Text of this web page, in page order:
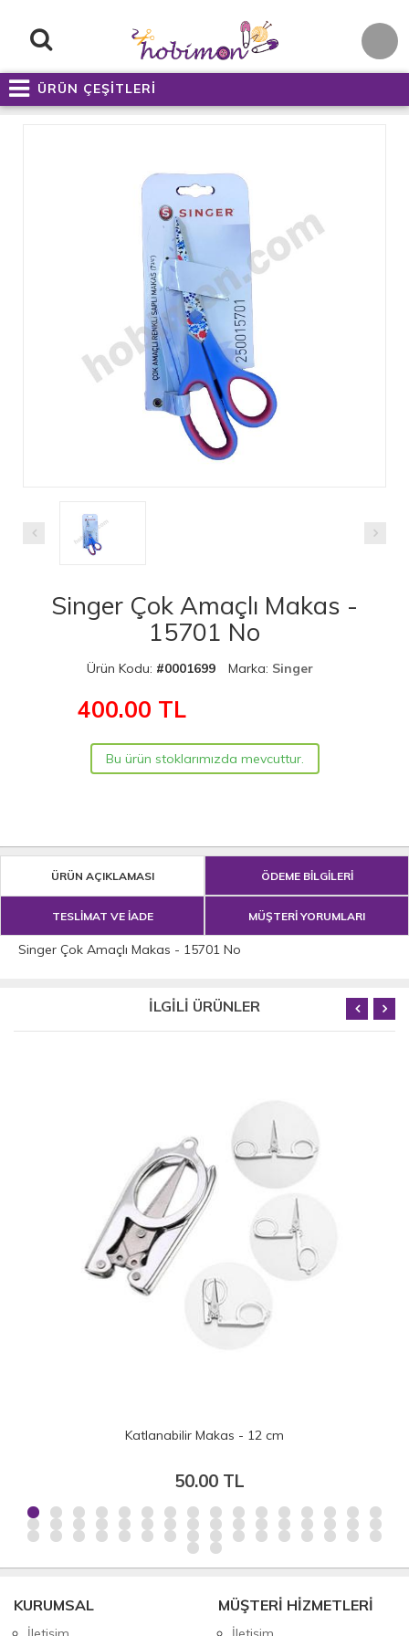
ÜRÜN ÇEŞİTLERİ
Singer Çok Amaçlı Makas -
15701 No
Ürün Kodu: #0001699 Marka: Singer
400.00 TL
Bu ürün stoklarımızda mevcuttur.
ÜRÜN AÇIKLAMASI ÖDEME BİLGİLERİ
TESLİMAT VE İADE MÜŞTERİ YORUMLARI
Singer Çok Amaçlı Makas - 15701 No
İLGİLİ ÜRÜNLER
Katlanabilir Makas - 12 cm
50.00 TL
KURUMSAL MÜŞTERİ HİZMETLERİ